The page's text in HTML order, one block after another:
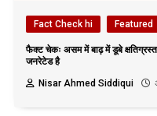
Fact Check hi Featured
फैक्ट चेकः असम में बाढ़ में डूबे
जनरेटेड है
Nisar Ahmed Siddiqui